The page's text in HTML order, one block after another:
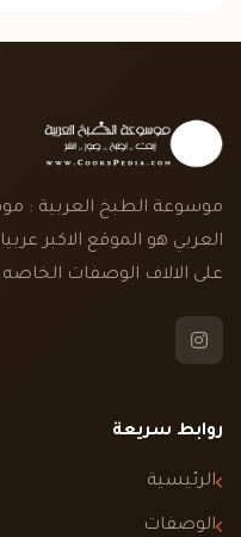
موسوعة الطبخ العربية :
العربي هو الموقع الاكبر
على الالاف الوصفات الخاصه
روابط سريعة
الرئيسية
الوصفات